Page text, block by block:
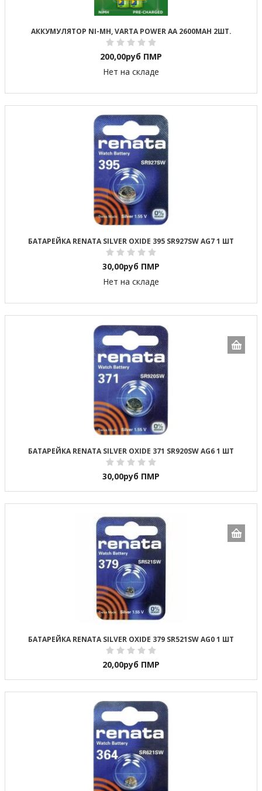
АККУМУЛЯТОР NI-MH, VARTA POWER AA 2600MAH 2ШТ.
200,00руб ПМР
Нет на складе
БАТАРЕЙКА RENATA SILVER OXIDE 395 SR927SW AG7 1 ШТ
30,00руб ПМР
Нет на складе
БАТАРЕЙКА RENATA SILVER OXIDE 371 SR920SW AG6 1 ШТ
30,00руб ПМР
БАТАРЕЙКА RENATA SILVER OXIDE 379 SR521SW AG0 1 ШТ
20,00руб ПМР